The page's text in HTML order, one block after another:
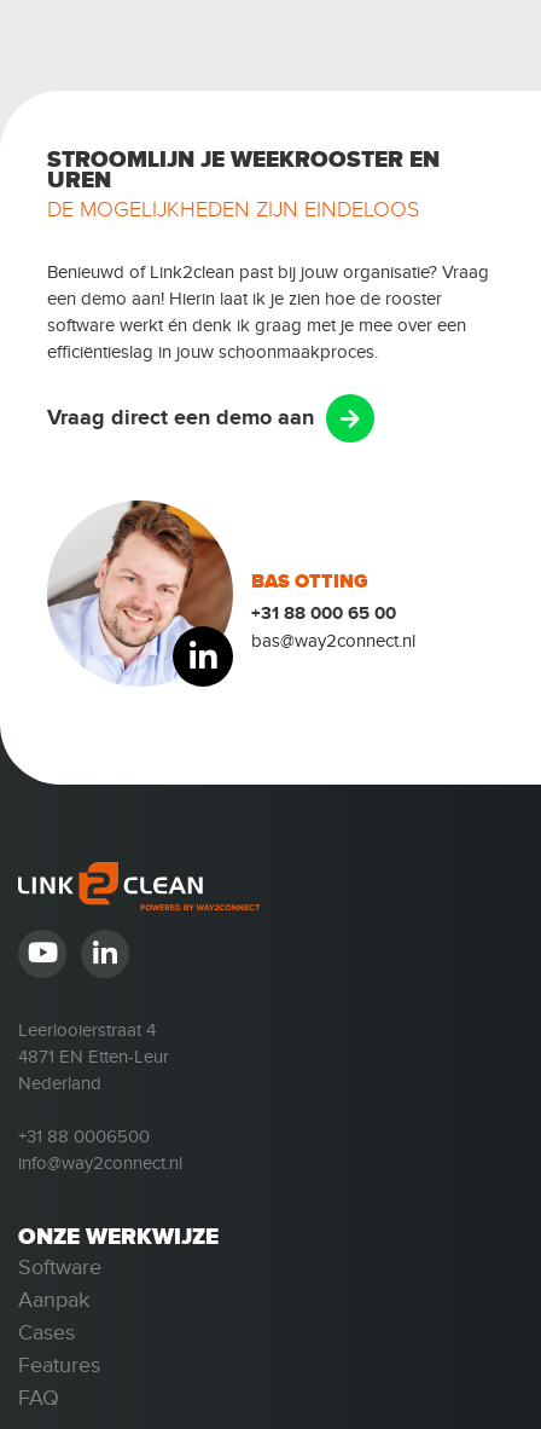
STROOMLIJN JE WEEKROOSTER EN
UREN
DE MOGELIJKHEDEN ZIJN EINDELOOS
Benieuwd of Link2clean past bij jouw organisatie? Vraag
een demo aan! Hierin laat ik je zien hoe de rooster
software werkt én denk ik graag met je mee over een
efficiëntieslag in jouw schoonmaakproces.
Vraag direct een demo aan
BAS OTTING
+31 88 000 65 00
bas@way2connect.nl
Leerlooierstraat 4
4871 EN Etten-Leur
Nederland
+31 88 0006500
info@way2connect.nl
ONZE WERKWIJZE
Software
Aanpak
Cases
Features
FAQ